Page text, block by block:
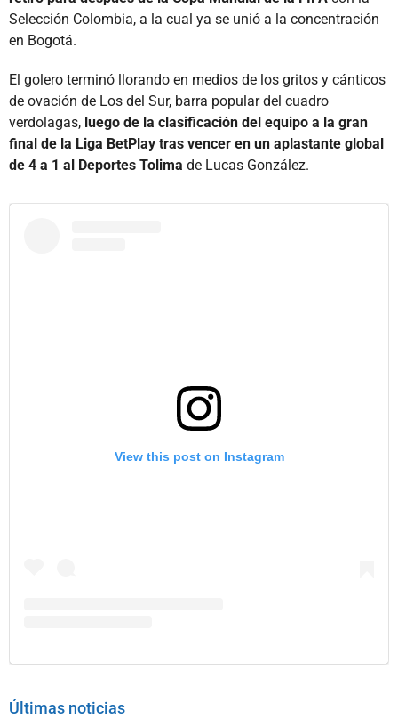
Selección Colombia, a la cual ya se unió a la concentración
en Bogotá.
El golero terminó llorando en medios de los gritos y cánticos
de ovación de Los del Sur, barra popular del cuadro
verdolagas, luego de la clasificación del equipo a la gran
final de la Liga BetPlay tras vencer en un aplastante global
de 4 a 1 al Deportes Tolima de Lucas González.
View this post on Instagram
Últimas noticias